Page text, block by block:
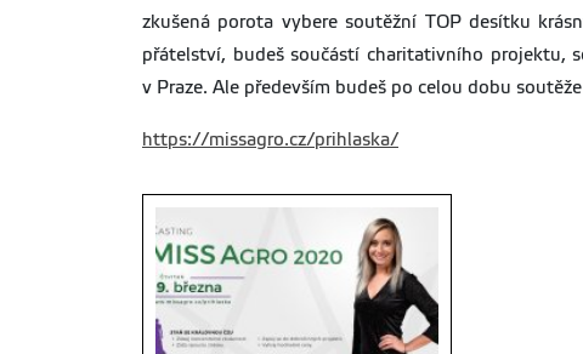
zkušená porota vybere soutěžní TOP desítku
přátelství, budeš součástí charitativního projektu,
v Praze. Ale především budeš po celou dobu
https://missagro.cz/prihlaska/